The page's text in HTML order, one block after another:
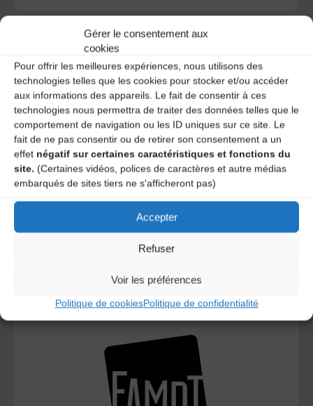
Gérer le consentement aux
cookies
Pour offrir les meilleures expériences, nous utilisons des
technologies telles que les cookies pour stocker et/ou accéder
aux informations des appareils. Le fait de consentir à ces
technologies nous permettra de traiter des données telles que le
comportement de navigation ou les ID uniques sur ce site. Le
fait de ne pas consentir ou de retirer son consentement a un
effet négatif sur certaines caractéristiques et fonctions du
site. (Certaines vidéos, polices de caractères et autre médias
embarqués de sites tiers ne s'afficheront pas)
Accepter
Refuser
Voir les préférences
Politique de cookiesPolitique de confidentialité
A DECOUVRIR :